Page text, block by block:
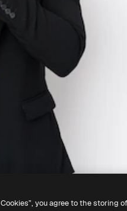
you agree to the storing